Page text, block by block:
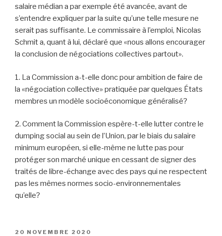
salaire médian a par exemple été avancée, avant de
s’entendre expliquer par la suite qu’une telle mesure ne
serait pas suffisante. Le commissaire à l’emploi, Nicolas
Schmit a, quant à lui, déclaré que «nous allons encourager
la conclusion de négociations collectives partout».
1. La Commission a-t-elle donc pour ambition de faire de
la «négociation collective» pratiquée par quelques États
membres un modèle socioéconomique généralisé?
2. Comment la Commission espère-t-elle lutter contre le
dumping social au sein de l’Union, par le biais du salaire
minimum européen, si elle-même ne lutte pas pour
protéger son marché unique en cessant de signer des
traités de libre-échange avec des pays qui ne respectent
pas les mêmes normes socio-environnementales
qu’elle?
PUBLIÉ
20 NOVEMBRE 2020